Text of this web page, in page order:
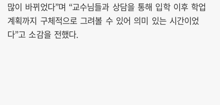
많이 바뀌었다”며 “교수님들과 상담을 통해 입학 이후 학업
계획까지 구체적으로 그려볼 수 있어 의미 있는 시간이었
다”고 소감을 전했다.